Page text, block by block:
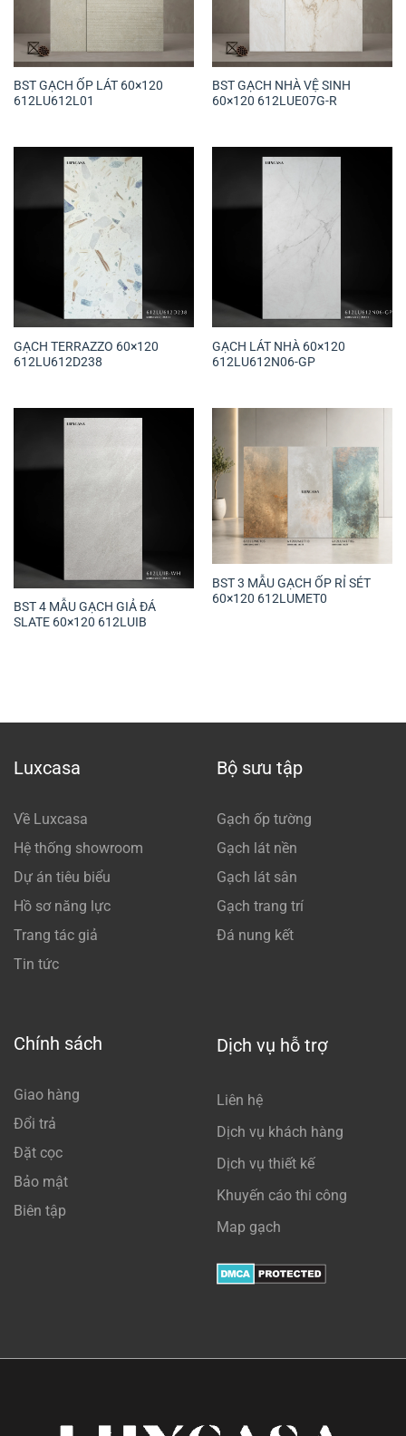
BST GẠCH ỐP LÁT 60×120
612LU612L01
BST GẠCH NHÀ VỆ SINH
60×120 612LUE07G-R
GẠCH TERRAZZO 60×120
612LU612D238
GẠCH LÁT NHÀ 60×120
612LU612N06-GP
BST 4 MẪU GẠCH GIẢ ĐÁ
SLATE 60×120 612LUIB
BST 3 MẪU GẠCH ỐP RỈ SÉT
60×120 612LUMET0
Luxcasa
Về Luxcasa
Hệ thống showroom
Dự án tiêu biểu
Hồ sơ năng lực
Trang tác giả
Tin tức
Bộ sưu tập
Gạch ốp tường
Gạch lát nền
Gạch lát sân
Gạch trang trí
Đá nung kết
Chính sách
Giao hàng
Đổi trả
Đặt cọc
Bảo mật
Biên tập
Dịch vụ hỗ trợ
Liên hệ
Dịch vụ khách hàng
Dịch vụ thiết kế
Khuyến cáo thi công
Map gạch